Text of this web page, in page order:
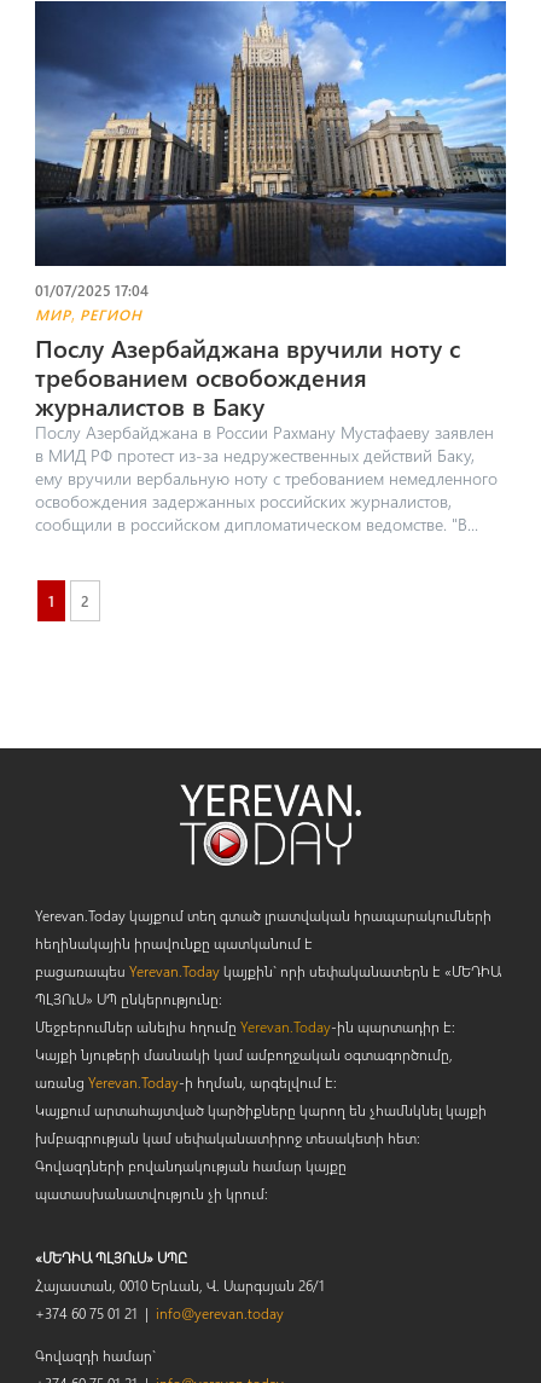
01/07/2025 17:04
МИР, РЕГИОН
Послу Азербайджана вручили ноту с
требованием освобождения
журналистов в Баку
Послу Азербайджана в России Рахману Мустафаеву заявлен
в МИД РФ протест из-за недружественных действий Баку,
ему вручили вербальную ноту с требованием немедленного
освобождения задержанных российских журналистов,
сообщили в российском дипломатическом ведомстве. "В...
1 2
Yerevan.Today կայքում տեղ գտած լրատվական հրապարակումների
հեղինակային իրավունքը պատկանում է
բացառապես Yerevan.Todayկայքին` որի սեփականատերն է «ՄԵԴԻԱ
ՊԼՅՈւՍ» ՍՊ ընկերությունը։
Մեջբերումներ անելիս հղումը Yerevan.Today-ին պարտադիր է:
Կայքի նյութերի մասնակի կամ ամբողջական օգտագործումը,
առանց Yerevan.Today-ի հղման, արգելվում է:
Կայքում արտահայտված կարծիքները կարող են չհամնկնել կայքի
խմբագրության կամ սեփականատիրոջ տեսակետի հետ:
Գովազդների բովանդակության համար կայքը
պատասխանատվություն չի կրում:
«ՄԵԴԻԱ ՊԼՅՈւՍ» ՍՊԸ
Հայաստան, 0010 Երևան, Վ. Սարգսյան 26/1
+374 60 75 01 21 | info@yerevan.today
Գովազդի համար`